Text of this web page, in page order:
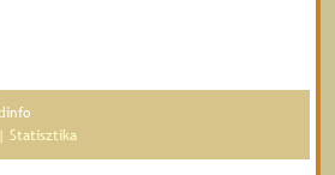
| Statisztika